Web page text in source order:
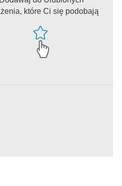
które Ci się podobają